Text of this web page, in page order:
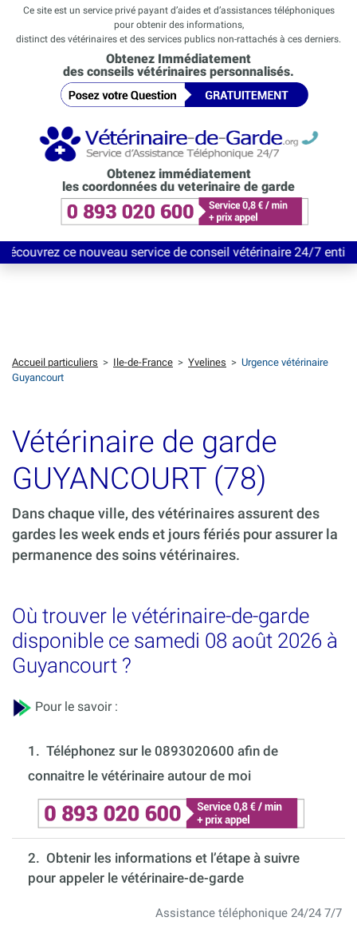
Ce site est un service privé payant d’aides et d’assistances téléphoniques
pour obtenir des informations,
distinct des vétérinaires et des services publics non-rattachés à ces derniers.
Obtenez Immédiatement
des conseils vétérinaires personnalisés.
Obtenez immédiatement
les coordonnées du veterinaire de garde
nouveau service de conseil vétérinaire 24/7 entièrement
Accueil particuliers > Ile-de-France > Yvelines > Urgence vétérinaire
Guyancourt
Vétérinaire de garde
GUYANCOURT (78)
Dans chaque ville, des vétérinaires assurent des
gardes les week ends et jours fériés pour assurer la
permanence des soins vétérinaires.
Où trouver le vétérinaire-de-garde
disponible ce samedi 08 août 2026 à
Guyancourt ?
Pour le savoir :
1. Téléphonez sur le 0893020600 afin de
connaitre le vétérinaire autour de moi
2. Obtenir les informations et l’étape à suivre
pour appeler le vétérinaire-de-garde
Assistance téléphonique 24/24 7/7